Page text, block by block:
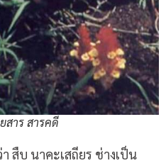
สาร สารคดี
สืบ นาคะเสถียร ช่างเป็น